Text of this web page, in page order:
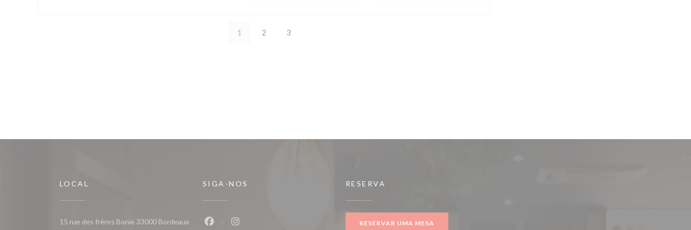
1 2 3
LOCAL
15 rue des frères Bonie 33000 Bordeaux((abre numa nova janela))
SIGA-NOS RESERVA
RESERVAR UMA MESA